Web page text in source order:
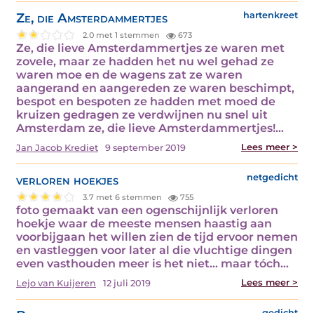
Ze, die Amsterdammertjes hartenkreet
2.0 met 1 stemmen 673
Ze, die lieve Amsterdammertjes ze waren met
zovele, maar ze hadden het nu wel gehad ze
waren moe en de wagens zat ze waren
aangerand en aangereden ze waren beschimpt,
bespot en bespoten ze hadden met moed de
kruizen gedragen ze verdwijnen nu snel uit
Amsterdam ze, die lieve Amsterdammertjes!…
Jan Jacob Krediet 9 september 2019 Lees meer >
verloren hoekjes netgedicht
3.7 met 6 stemmen 755
foto gemaakt van een ogenschijnlijk verloren
hoekje waar de meeste mensen haastig aan
voorbijgaan het willen zien de tijd ervoor nemen
en vastleggen voor later al die vluchtige dingen
even vasthouden meer is het niet... maar tóch…
Lejo van Kuijeren 12 juli 2019 Lees meer >